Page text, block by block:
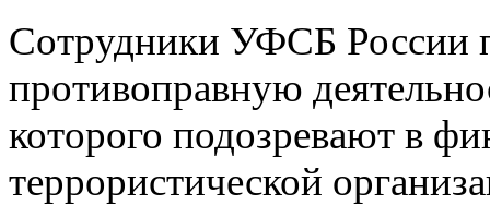
Сотрудники УФСБ России
противоправную
которого подозревают в
террористической